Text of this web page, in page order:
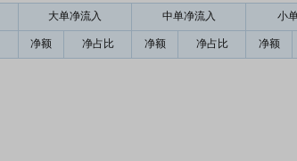
大单净流入 中单净流入 小
净额 净占比 净额 净占比 净额